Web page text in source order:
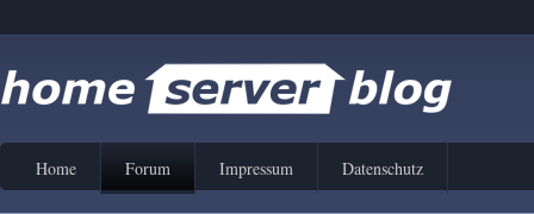
Home Forum Impressum Datenschutz